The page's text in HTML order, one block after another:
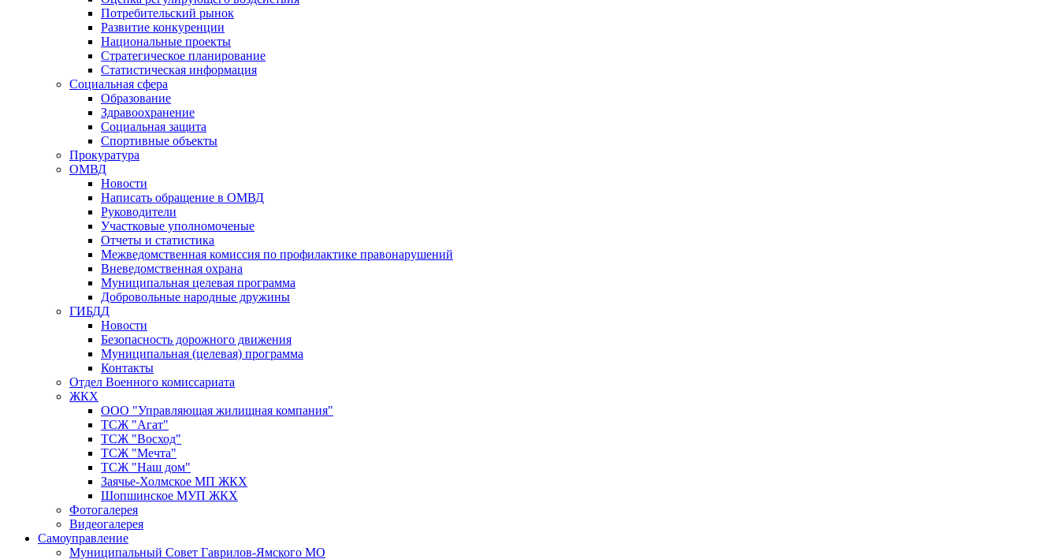
Потребительский рынок
Развитие конкуренции
Национальные проекты
Стратегическое планирование
Статистическая информация
Социальная сфера
Образование
Здравоохранение
Социальная защита
Спортивные объекты
Прокуратура
ОМВД
Новости
Написать обращение в ОМВД
Руководители
Участковые уполномоченые
Отчеты и статистика
Межведомственная комиссия по профилактике правонарушений
Вневедомственная охрана
Муниципальная целевая программа
Добровольные народные дружины
ГИБДД
Новости
Безопасность дорожного движения
Муниципальная (целевая) программа
Контакты
Отдел Военного комиссариата
ЖКХ
ООО "Управляющая жилищная компания"
ТСЖ "Агат"
ТСЖ "Восход"
ТСЖ "Мечта"
ТСЖ "Наш дом"
Заячье-Холмское МП ЖКХ
Шопшинское МУП ЖКХ
Фотогалерея
Видеогалерея
Самоуправление
Муниципальный Совет Гаврилов-Ямского МО